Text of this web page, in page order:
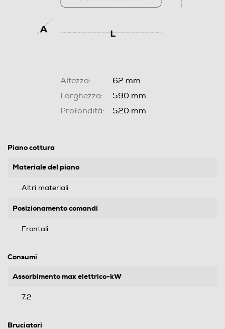
Altezza:
62 mm
Larghezza:
590 mm
Profondità:
520 mm
Piano cottura
Materiale del piano
Altri materiali
Posizionamento comandi
Frontali
Consumi
Assorbimento max elettrico-kW
7,2
Bruciatori